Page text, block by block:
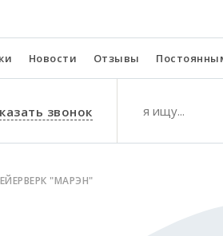
Новости Отзывы
звонок
"МАРЭН"